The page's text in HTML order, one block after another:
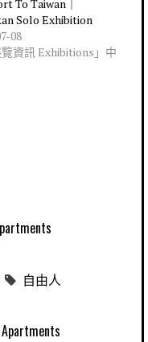
To Taiwan｜
Solo Exhibition
08
資訊 Exhibitions」中
自由人